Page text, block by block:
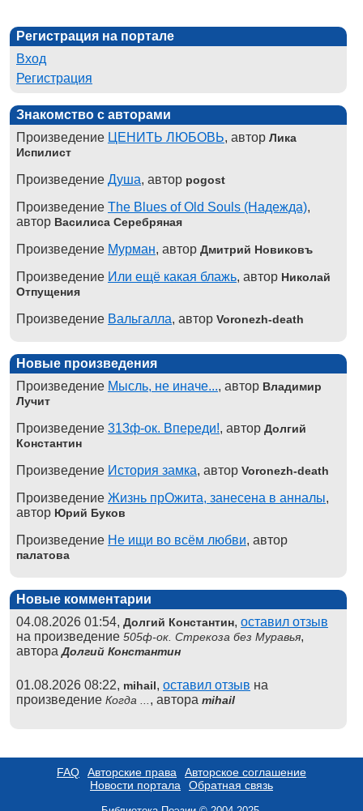
Регистрация на портале
Вход
Регистрация
Знакомство с авторами
Произведение ЦЕНИТЬ ЛЮБОВЬ, автор Лика
Испилист
Произведение Душа, автор pogost
Произведение The Blues of Old Souls (Надежда),
автор Василиса Серебряная
Произведение Мурман, автор Дмитрий Новиковъ
Произведение Или ещё какая блажь, автор Николай
Отпущения
Произведение Вальгалла, автор Voronezh-death
Новые произведения
Произведение Мысль, не иначе..., автор Владимир
Лучит
Произведение 313ф-ок. Впереди!, автор Долгий
Константин
Произведение История замка, автор Voronezh-death
Произведение Жизнь прОжита, занесена в анналы,
автор Юрий Буков
Произведение Не ищи во всём любви, автор
палатова
Новые комментарии
04.08.2026 01:54, Долгий Константин, оставил отзыв
на произведение 505ф-ок. Стрекоза без Муравья,
автораДолгий Константин
01.08.2026 08:22, mihail, оставил отзыв на
произведение Когда ... , автора mihail
FAQ Авторские права
Авторское соглашение
Новости портала
Обратная связь